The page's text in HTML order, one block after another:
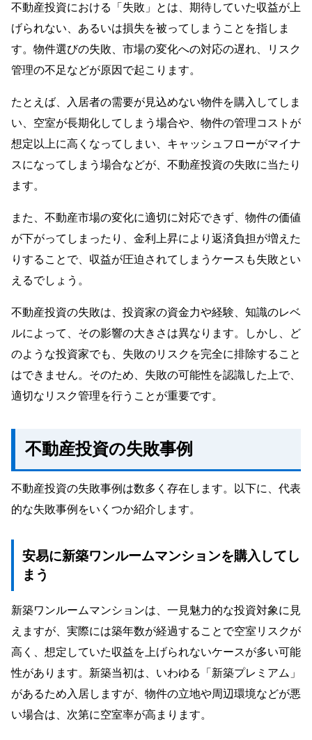
適切な資金計画
不動産投資で失敗した場合の対処法
資金計画の見直し
物件の売却。損切りも検討する
不動産投資における「失敗」とは、期待していた収益が上
げられない、あるいは損失を被ってしまうことを指しま
す。物件選びの失敗、市場の変化への対応の遅れ、リスク
管理の不足などが原因で起こります。
たとえば、入居者の需要が見込めない物件を購入してしま
い、空室が長期化してしまう場合や、物件の管理コストが
想定以上に高くなってしまい、キャッシュフローがマイナ
スになってしまう場合などが、不動産投資の失敗に当たり
ます。
また、不動産市場の変化に適切に対応できず、物件の価値
が下がってしまったり、金利上昇により返済負担が増えた
りすることで、収益が圧迫されてしまうケースも失敗とい
えるでしょう。
不動産投資の失敗は、投資家の資金力や経験、知識のレベ
ルによって、その影響の大きさは異なります。しかし、ど
のような投資家でも、失敗のリスクを完全に排除すること
はできません。そのため、失敗の可能性を認識した上で、
適切なリスク管理を行うことが重要です。
不動産投資の失敗事例
不動産投資の失敗事例は数多く存在します。以下に、代表
的な失敗事例をいくつか紹介します。
安易に新築ワンルームマンションを購入してし
まう
新築ワンルームマンションは、一見魅力的な投資対象に見
えますが、実際には築年数が経過することで空室リスクが
高く、想定していた収益を上げられないケースが多い可能
性があります。新築当初は、いわゆる「新築プレミアム」
があるため入居しますが、物件の立地や周辺環境などが悪
い場合は、次第に空室率が高まります。